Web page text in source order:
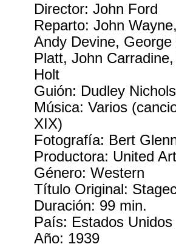
Director: John Ford
Reparto: John
Andy Devine,
Platt, John
Holt
Guión: Dudley
Música: Varios
XIX)
Fotografía: Bert
Productora: United
Género: Western
Título Original:
Duración: 99 min.
País: Estados Unidos
Año: 1939